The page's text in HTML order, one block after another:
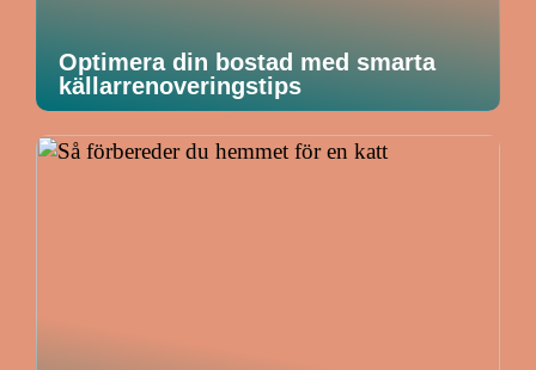
Optimera din bostad med smarta
källarrenoveringstips